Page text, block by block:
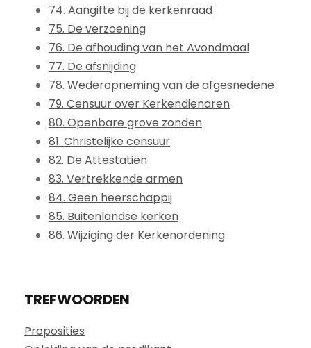
74. Aangifte bij de kerkenraad
75. De verzoening
76. De afhouding van het Avondmaal
77. De afsnijding
78. Wederopneming van de afgesnedene
79. Censuur over Kerkendienaren
80. Openbare grove zonden
81. Christelijke censuur
82. De Attestatiën
83. Vertrekkende armen
84. Geen heerschappij
85. Buitenlandse kerken
86. Wijziging der Kerkenordening
TREFWOORDEN
Proposities